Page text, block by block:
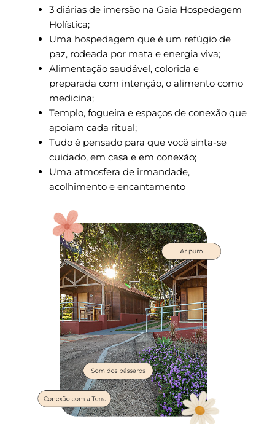
3 diárias de imersão na Gaia Hospedagem
Holística;
Uma hospedagem que é um refúgio de
paz, rodeada por mata e energia viva;
Alimentação saudável, colorida e
preparada com intenção, o alimento como
medicina;
Templo, fogueira e espaços de conexão que
apoiam cada ritual;
Tudo é pensado para que você sinta-se
cuidado, em casa e em conexão;
Uma atmosfera de irmandade,
acolhimento e encantamento